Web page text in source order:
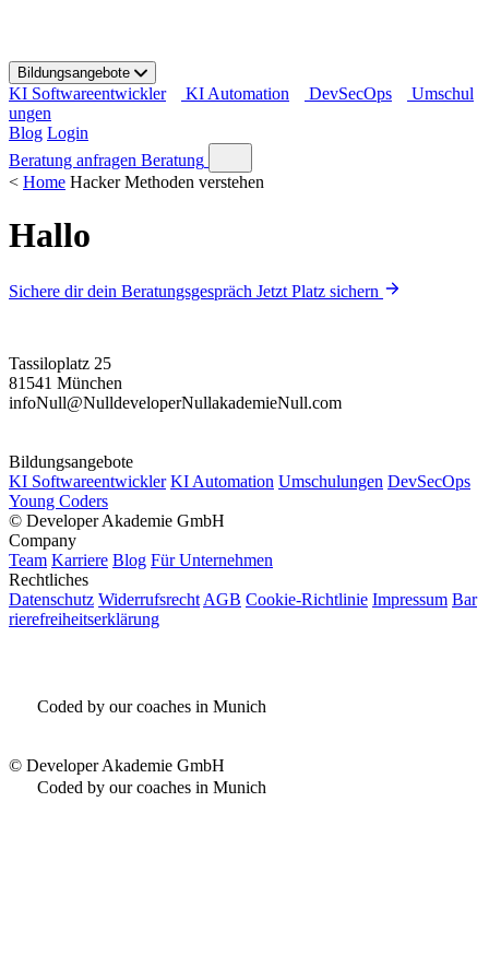
t
o
c
o
n
t
Bildungsangebote
KI Softwareentwickler KI Automation DevSecOps
Umschul
ungen
Blog Login
Beratung anfragen Beratung
< Home Hacker Methoden verstehen
Hallo
Sichere dir dein Beratungsgespräch Jetzt Platz sichern
Tassiloplatz 25
81541 München
infoNull@NulldeveloperNullakademieNull.com
Bildungsangebote
KI Softwareentwickler KI Automation Umschulungen DevSecOps
Young Coders
© Developer Akademie GmbH
Company
Team Karriere Blog Für Unternehmen
Rechtliches
Datenschutz Widerrufsrecht AGB Cookie-Richtlinie Impressum Bar
rierefreiheitserklärung
Coded by our coaches in Munich
© Developer Akademie GmbH
Coded by our coaches in Munich